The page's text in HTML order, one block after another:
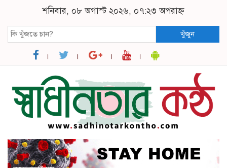
শনিবার, ০৮ অগাস্ট ২০২৬, ০৭:২৩ অপরাহ্ন
খুঁজুন